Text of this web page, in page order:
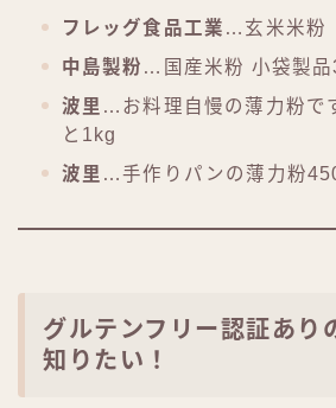
フレッグ食品工業 …玄米米粉
中島製粉 …国産米粉 小袋製品
波里 …お料理自慢の薄力粉で
と1kg
波里 …手作りパンの薄力粉
グルテンフリー認証あり
知りたい！